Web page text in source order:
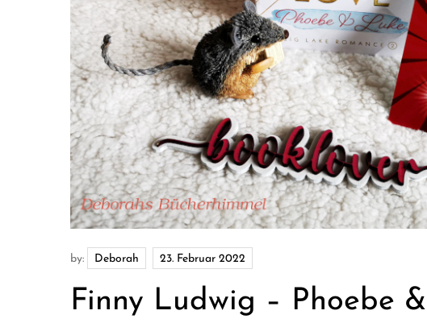
by: Deborah
Finny Ludwig – Phoebe